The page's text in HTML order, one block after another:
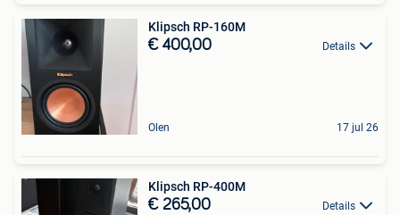
Klipsch RP-160M
€ 400,00 Details
Olen 17 jul 26
Klipsch RP-400M
€ 265,00 Details